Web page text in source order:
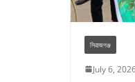
সিরাজগঞ্জ
July 6,